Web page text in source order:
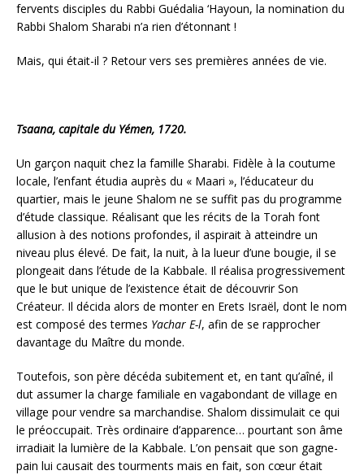
fervents disciples du Rabbi Guédalia ‘Hayoun, la nomination du
Rabbi Shalom Sharabi n’a rien d’étonnant !
Mais, qui était-il ? Retour vers ses premières années de vie.
Tsaana, capitale du Yémen, 1720.
Un garçon naquit chez la famille Sharabi. Fidèle à la coutume
locale, l’enfant étudia auprès du « Maari », l’éducateur du
quartier, mais le jeune Shalom ne se suffit pas du programme
d’étude classique. Réalisant que les récits de la Torah font
allusion à des notions profondes, il aspirait à atteindre un
niveau plus élevé. De fait, la nuit, à la lueur d’une bougie, il se
plongeait dans l’étude de la Kabbale. Il réalisa progressivement
que le but unique de l’existence était de découvrir Son
Créateur. Il décida alors de monter en Erets Israël, dont le nom
est composé des termes Yachar E-l, afin de se rapprocher
davantage du Maître du monde.
Toutefois, son père décéda subitement et, en tant qu’aîné, il
dut assumer la charge familiale en vagabondant de village en
village pour vendre sa marchandise. Shalom dissimulait ce qui
le préoccupait. Très ordinaire d’apparence… pourtant son âme
irradiait la lumière de la Kabbale. L’on pensait que son gagne-
pain lui causait des tourments mais en fait, son cœur était